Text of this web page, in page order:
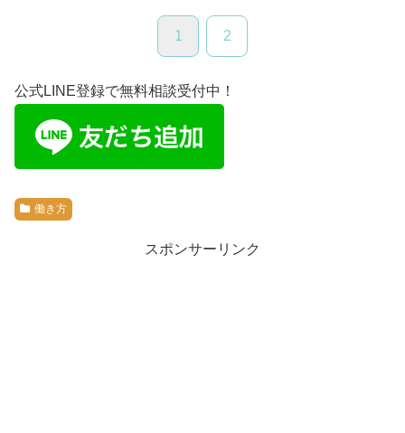
1 2
公式LINE登録で無料相談受付中！
働き方
スポンサーリンク